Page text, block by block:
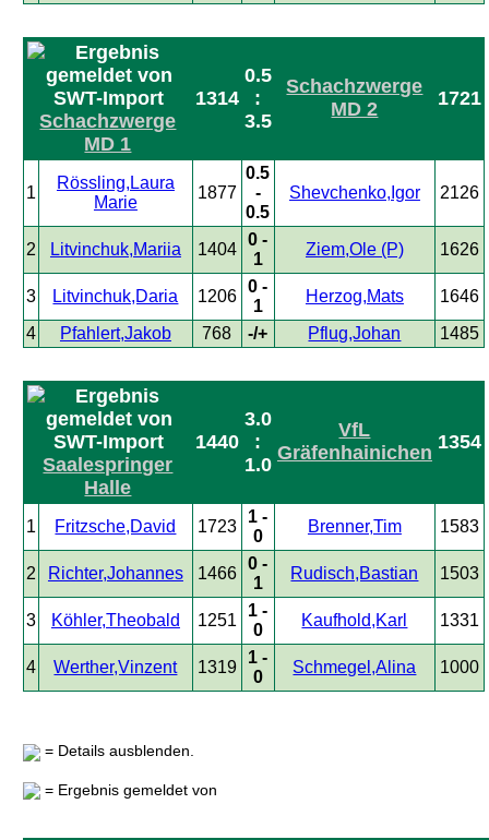
Schachzwerge
MD 1
1314
0.5
:
3.5
Schachzwerge
MD 2
1721
1
Rössling,Laura
Marie
1877
0.5
-
0.5
Shevchenko,Igor 2126
2 Litvinchuk,Mariia 1404
0 -
1
Ziem,Ole (P) 1626
3 Litvinchuk,Daria 1206
0 -
1
Herzog,Mats
1646
4
Pfahlert,Jakob 768 -/+ Pflug,Johan 1485
Saalespringer
Halle
1440
3.0
:
1.0
VfL
Gräfenhainichen 1354
1 Fritzsche,David 1723
1 -
0
Brenner,Tim 1583
2 Richter,Johannes 1466
0 -
1
Rudisch,Bastian 1503
3 Köhler,Theobald 1251
1 -
0
Kaufhold,Karl 1331
4 Werther,Vinzent 1319
1 -
0
Schmegel,Alina 1000
= Details ausblenden.
= Ergebnis gemeldet von